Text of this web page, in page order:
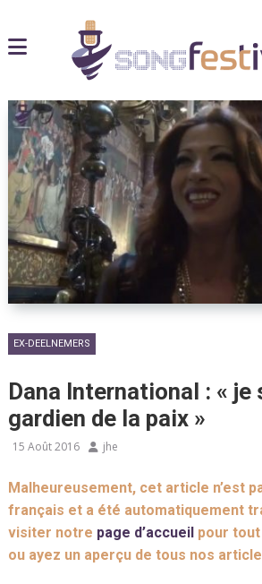
EX-DEELNEMERS
Dana International : « je
gardien de la paix »
15 Août 2016 jhe
Malheureusement, cet article n’est
français et a été automatiquement
visiter notre page d’accueilpour tout
ou ayez un aperçu de tous nos